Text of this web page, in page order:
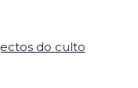
do culto